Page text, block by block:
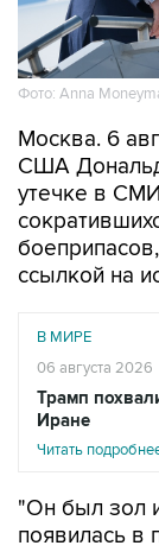
Фото: Anna
Москва. 6
США Дональд
утечке в
боеприпасов,
ссылкой на
В МИРЕ
06 августа 2026
Трамп
Иране
Читать
"Он был зол
появилась в